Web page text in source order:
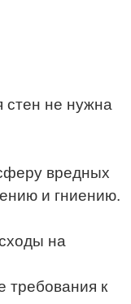
стен не нужна
вредных
и гниению.
на
требования к